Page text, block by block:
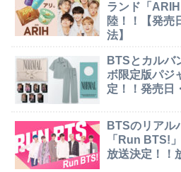
ランド「
陸！！【発売
法】
BTSとカルバ
ボ限定版パジ
定！！発売日
BTSのリアル
「Run BTS!
放送決定！！